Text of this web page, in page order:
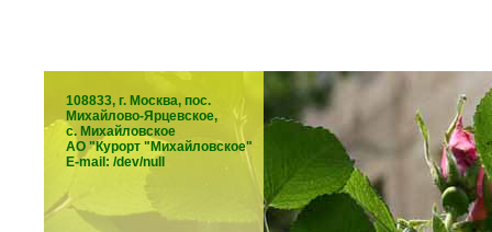
108833, г. Москва, пос.
Михайлово-Ярцевское,
с. Михайловское
АО "Курорт "Михайловское"
E-mail: /dev/null